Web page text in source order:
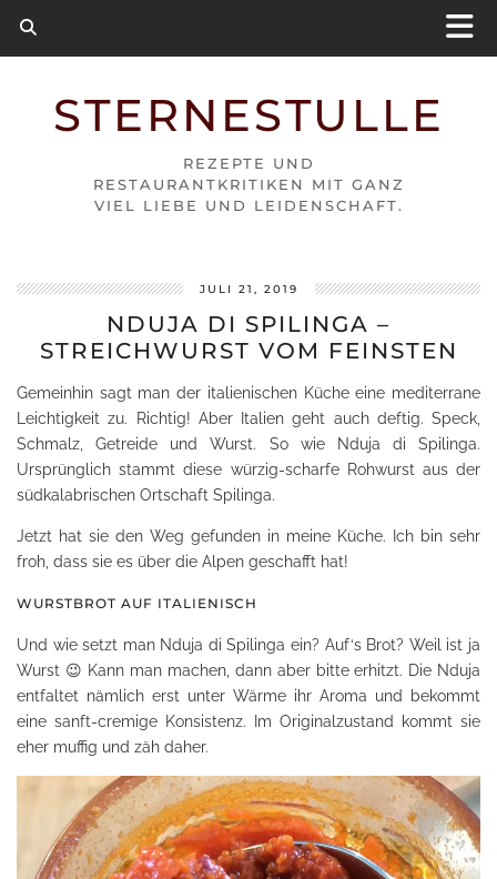
STERNESTULLE
REZEPTE UND
RESTAURANTKRITIKEN MIT GANZ
VIEL LIEBE UND LEIDENSCHAFT.
JULI 21, 2019
NDUJA DI SPILINGA –
STREICHWURST VOM FEINSTEN
Gemeinhin sagt man der italienischen Küche eine mediterrane
Leichtigkeit zu. Richtig! Aber Italien geht auch deftig. Speck,
Schmalz, Getreide und Wurst. So wie Nduja di Spilinga.
Ursprünglich stammt diese würzig-scharfe Rohwurst aus der
südkalabrischen Ortschaft Spilinga.
Jetzt hat sie den Weg gefunden in meine Küche. Ich bin sehr
froh, dass sie es über die Alpen geschafft hat!
WURSTBROT AUF ITALIENISCH
Und wie setzt man Nduja di Spilinga ein? Auf‘s Brot? Weil ist ja
Wurst 😉 Kann man machen, dann aber bitte erhitzt. Die Nduja
entfaltet nämlich erst unter Wärme ihr Aroma und bekommt
eine sanft-cremige Konsistenz. Im Originalzustand kommt sie
eher muffig und zäh daher.